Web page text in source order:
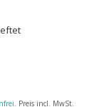
. Preis incl. MwSt.